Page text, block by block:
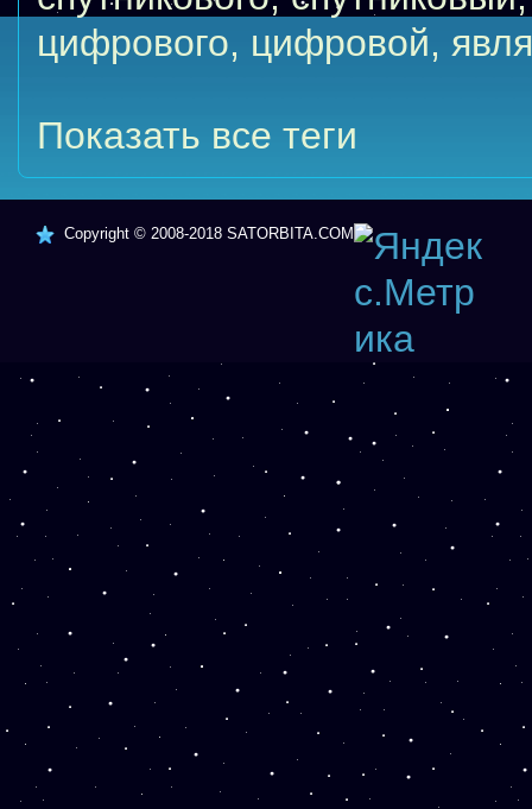
цифрового, цифровой,
Показать все теги
Copyright © 2008-2018 SATORBITA.COM